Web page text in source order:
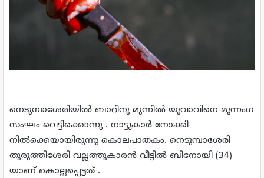
നെടുമ്പാശേരിയില്‍ ബാറിനു മുന്നില്‍ യുവാവിനെ മൂന്നംഗ
സംഘം വെട്ടിക്കൊന്നു . നാട്ടുകാര്‍ നോക്കി
നില്‍ക്കെയായിരുന്നു കൊലപാതകം. നെടുമ്പാശേരി
തുരുത്തിശേരി വല്ലത്തുകാരന്‍ വീട്ടില്‍ ബിനോയി (34)
യാണ് കൊല്ലപ്പെട്ടത് .